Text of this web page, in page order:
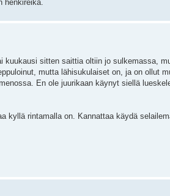
henkireikä.
sitten saittia oltiin jo sulkemassa,
mutta lähisukulaiset on, ja on ollut
En ole juurikaan käynyt siellä
kyllä rintamalla on. Kannattaa käydä